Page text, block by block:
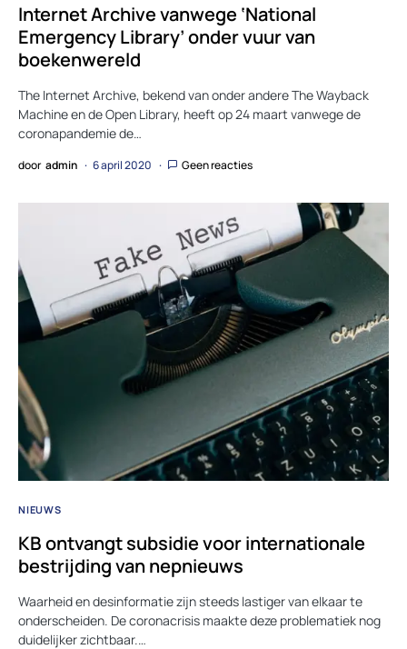
Internet Archive vanwege ‘National
Emergency Library’ onder vuur van
boekenwereld
The Internet Archive, bekend van onder andere The Wayback
Machine en de Open Library, heeft op 24 maart vanwege de
coronapandemie de…
door admin 6 april 2020 Geen reacties
NIEUWS
KB ontvangt subsidie voor internationale
bestrijding van nepnieuws
Waarheid en desinformatie zijn steeds lastiger van elkaar te
onderscheiden. De coronacrisis maakte deze problematiek nog
duidelijker zichtbaar.…